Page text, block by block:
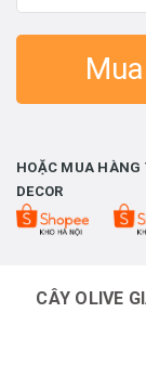
HOẶC MUA HÀNG
DECOR
CÂY OLIVE